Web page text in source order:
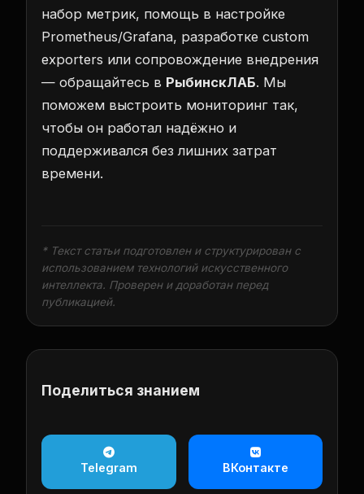
набор метрик, помощь в настройке
Prometheus/Grafana, разработке custom
exporters или сопровождение внедрения
— обращайтесь в РыбинскЛАБ. Мы
поможем выстроить мониторинг так,
чтобы он работал надёжно и
поддерживался без лишних затрат
времени.
* Текст статьи подготовлен и структурирован с
использованием технологий искусственного
интеллекта. Проверен и доработан перед
публикацией.
Поделиться знанием
Telegram ВКонтакте